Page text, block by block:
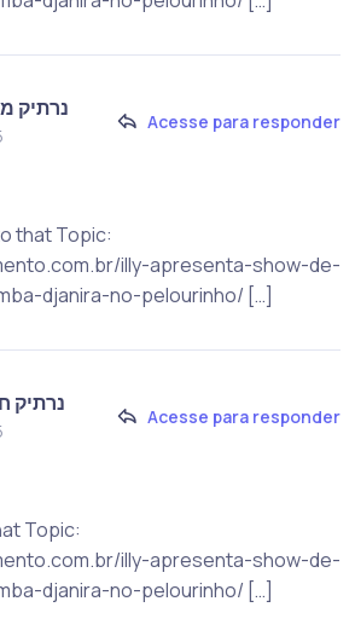
נרתיק
Acesse para responder
that Topic:
illy-apresenta-show-de-
djanira-no-pelourinho/ […]
נרתיק
Acesse para responder
Topic:
illy-apresenta-show-de-
djanira-no-pelourinho/ […]